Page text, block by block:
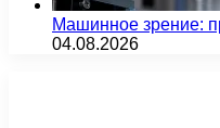
Машинное зрение:
04.08.2026